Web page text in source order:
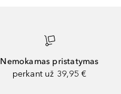
Nemokamas pristatymas
perkant už 39,95 €